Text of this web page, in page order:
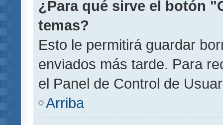
¿Para qué sirve el botón
temas?
Esto le permitirá guardar
enviados más tarde. Para
el Panel de Control de
Arriba